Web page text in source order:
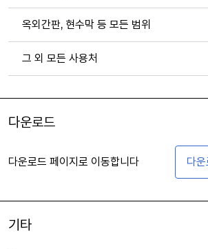
옥외간판, 현수막 등 모든 범위
그 외 모든 사용처
다운로드
다운로드 페이지로 이동합니다 다
기타